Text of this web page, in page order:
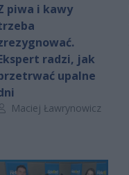
piwa i kawy
radzi, jak
upalne
artykułu:
Maciej Ławrynowicz